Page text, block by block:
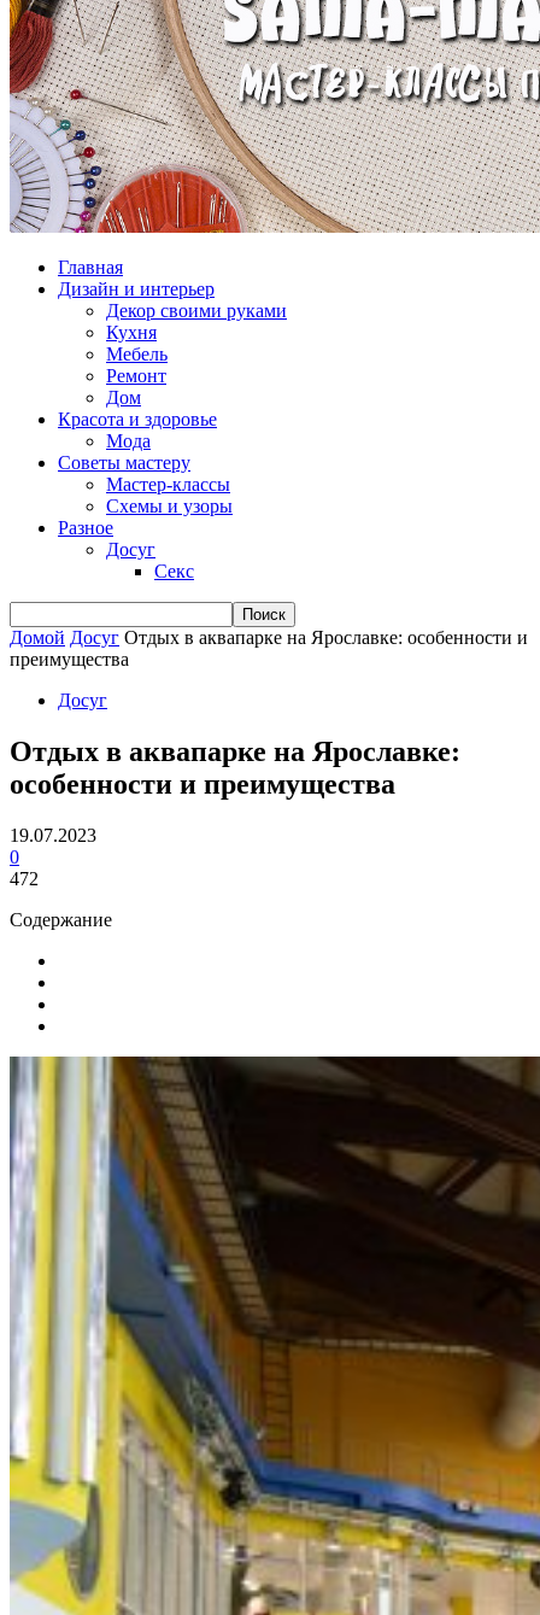
Главная
Дизайн и интерьер
Декор своими руками
Кухня
Мебель
Ремонт
Дом
Красота и здоровье
Мода
Советы мастеру
Мастер-классы
Схемы и узоры
Разное
Досуг
Секс
Домой Досуг Отдых в аквапарке на Ярославке: особенности и
преимущества
Досуг
Отдых в аквапарке на Ярославке:
особенности и преимущества
19.07.2023
0
472
Содержание